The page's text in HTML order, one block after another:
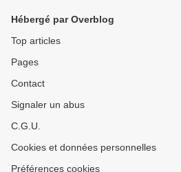
Hébergé par Overblog
Top articles
Pages
Contact
Signaler un abus
C.G.U.
Cookies et données personnelles
Préférences cookies